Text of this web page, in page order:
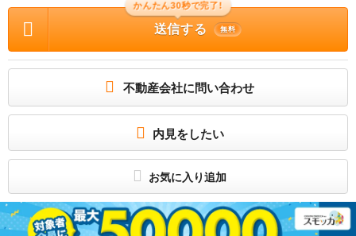
物件の所在地 : 三重県伊賀市服部町３ / 交通の利便 : 伊賀鉄道伊賀線/広小路駅 歩1
8分、伊賀鉄道伊賀線/上野市駅 歩22分、伊賀鉄道伊賀線/茅町駅 歩25分 / 面積 : 6
2.58m² / 築年月 : 2004年04月 / 賃料 : 8.1万円 / 管理費又は共益費等 : 4,500円 /
礼金等 : 無料 / 敷金 : 無料、保証金等 : 15.0万円、 償却、敷引 : 15万円 / 住宅総
合保険等の損害保険料 : - / その他 : 伊賀鉄道伊賀線 西大手駅徒歩27分/巡回管理/
【物件名：グランディス伊賀上野】お問い合わせください。 二人入居可/子供可 普
オートロック付き物件♪セキュリティ重視の方オススメ！
より楽しめます。
かんたん30秒で完了!
送信する 無料
不動産会社に問い合わせ
内見をしたい
お気に入り追加